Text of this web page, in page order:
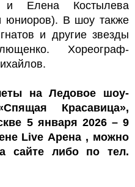
и Елена Костылева
юниоров). В шоу также
и другие звезды
Хореограф-
на Ледовое шоу-
Красавица»,
5 января 2026 – 9
Live Арена , можно
сайте либо по тел.